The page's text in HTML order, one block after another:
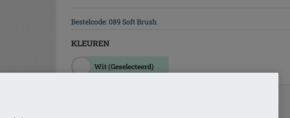
Bestelcode: 089 Soft Brush
KLEUREN
Wit(Geselecteerd)